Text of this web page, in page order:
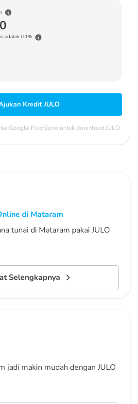
adalah 0.1%
Kredit JULO
Google PlayStore untuk download JULO
di Mataram
tunai di Mataram pakai JULO
Selengkapnya
jadi makin mudah dengan JULO